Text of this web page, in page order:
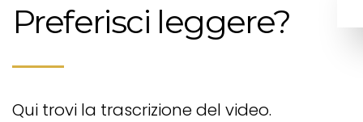
Preferisci leggere?
Qui trovi la trascrizione del video.